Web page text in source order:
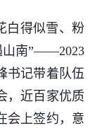
得似雪、粉
山南”——2023
书记带着队伍
，近百家优质
会上签约，意